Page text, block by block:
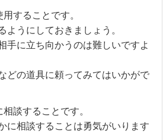
することです。
ようにしておきましょう。
手に立ち向かうのは難しいですよ
どの道具に頼ってみてはいかがで
談することです。
に相談することは勇気がいります